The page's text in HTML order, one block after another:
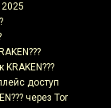
2025
доступ
через Tor